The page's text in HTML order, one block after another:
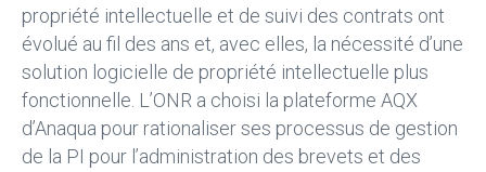
propriété intellectuelle et de suivi des contrats ont
évolué au fil des ans et, avec elles, la nécessité d’une
solution logicielle de propriété intellectuelle plus
fonctionnelle. L’ONR a choisi la plateforme AQX
d’Anaqua pour rationaliser ses processus de gestion
de la PI pour l’administration des brevets et des